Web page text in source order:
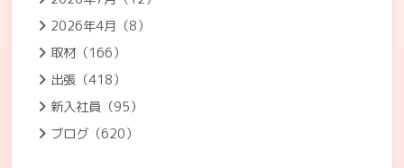
2026年4月（8）
取材（166）
出張（418）
新入社員（95）
ブログ（620）